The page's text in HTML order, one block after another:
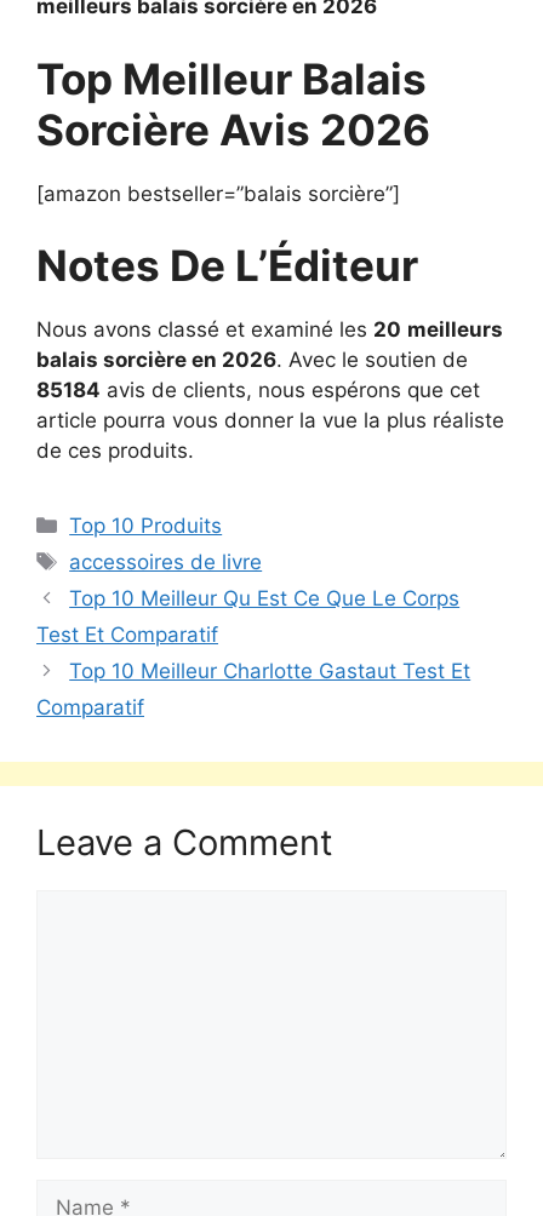
meilleurs balais sorcière en 2026
Top Meilleur Balais
Sorcière Avis 2026
[amazon bestseller=”balais sorcière”]
Notes De L’Éditeur
Nous avons classé et examiné les 20 meilleurs
balais sorcière en 2026. Avec le soutien de
85184 avis de clients, nous espérons que cet
article pourra vous donner la vue la plus réaliste
de ces produits.
Top 10 Produits
accessoires de livre
Top 10 Meilleur Qu Est Ce Que Le Corps
Test Et Comparatif
Top 10 Meilleur Charlotte Gastaut Test Et
Comparatif
Leave a Comment